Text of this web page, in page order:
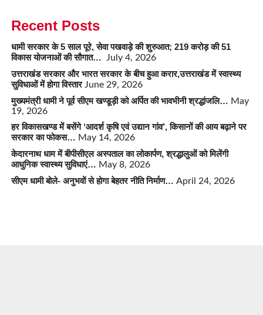
Recent Posts
धामी सरकार के 5 साल पूरे, सेवा पखवाड़े की शुरुआत; 219 करोड़ की 51
विकास योजनाओं की सौगात…
July 4, 2026
उत्तराखंड सरकार और भारत सरकार के बीच हुआ करार,उत्तराखंड में स्वास्थ्य
सुविधाओं में होगा विस्तार June 29, 2026
मुख्यमंत्री धामी ने पूर्व सीएम खण्डूड़ी को अर्पित की भावभीनी श्रद्धांजलि… May
19, 2026
हर विकासखण्ड में बसेंगे ‘आदर्श कृषि एवं उद्यान गांव’, किसानों की आय बढ़ाने पर
सरकार का फोकस… May 14, 2026
केदारनाथ धाम में बीपीसीएल अस्पताल का लोकार्पण, श्रद्धालुओं को मिलेंगी
आधुनिक स्वास्थ्य सुविधाएं… May 8, 2026
सीएम धामी बोले- अनुभवों से होगा बेहतर नीति निर्माण… April 24, 2026